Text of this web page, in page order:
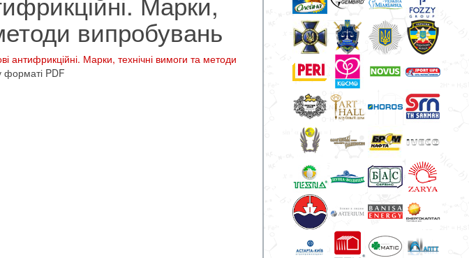
випробувань
антифрикційні. Марки, технічні вимоги та методи
PDF